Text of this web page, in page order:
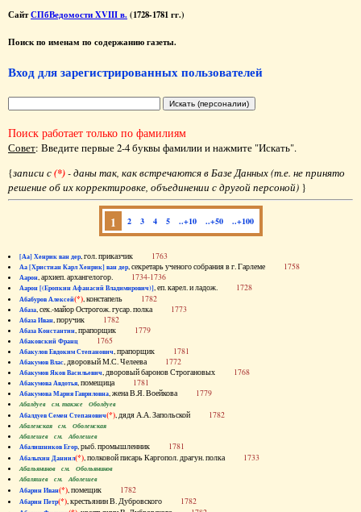
СайтСПбВедомости XVIII в. (1728-1781 гг.)
Поиск по именам по содержанию газеты.
Вход для зарегистрированных пользователей
Поиск работает только по фамилиям
Совет: Введите первые 2-4 буквы фамилии и нажмите "Искать".
{записи с(*)- даны так, как встречаются в Базе Данных (т.е. не принято
решение об их корректировке, объединении с другой персоной) }
1 2 3 4 5 ..+10 ..+50 ..+100
[Аа] Хенрик ван дер, гол. приказчик 1763
Аа [Христиан Карл Хенрик] ван дер, секретарь ученого собрания в г. Гарлеме 1758
Аарон, архиеп. архангелогор. 1734-1736
Аарон [(Еропкин Афанасий Владимирович)], еп. карел. и ладож. 1728
Абабуров Алексей(*), констапель 1782
Абаза, сек.-майор Острогож. гусар. полка 1773
Абаза Иван, поручик 1782
Абаза Константин, прапорщик 1779
Абаковский Франц 1765
Абакулов Евдоким Степанович, прапорщик 1781
Абакумов Влас, дворовый М.С. Челеева 1772
Абакумов Яков Васильевич, дворовый баронов Строгановых 1768
Абакумова Авдотья, помещица 1781
Абакумова Мария Гавриловна, жена В.Я. Воейкова 1779
Абалдуев см. также Оболдуев
Абалдуев Семен Степанович(*), дядя А.А. Запольской 1782
Абаленская см. Оболенская
Абалешев см. Аболешев
Абалишников Егор, рыб. промышленник 1781
Абалыхин Даниил(*), полковой писарь Каргопол. драгун. полка 1733
Абальянинов см. Обольянинов
Абаляшев см. Аболешев
Абарин Иван(*), помещик 1782
Абарин Петр(*), крестьянин В. Дубровского 1782